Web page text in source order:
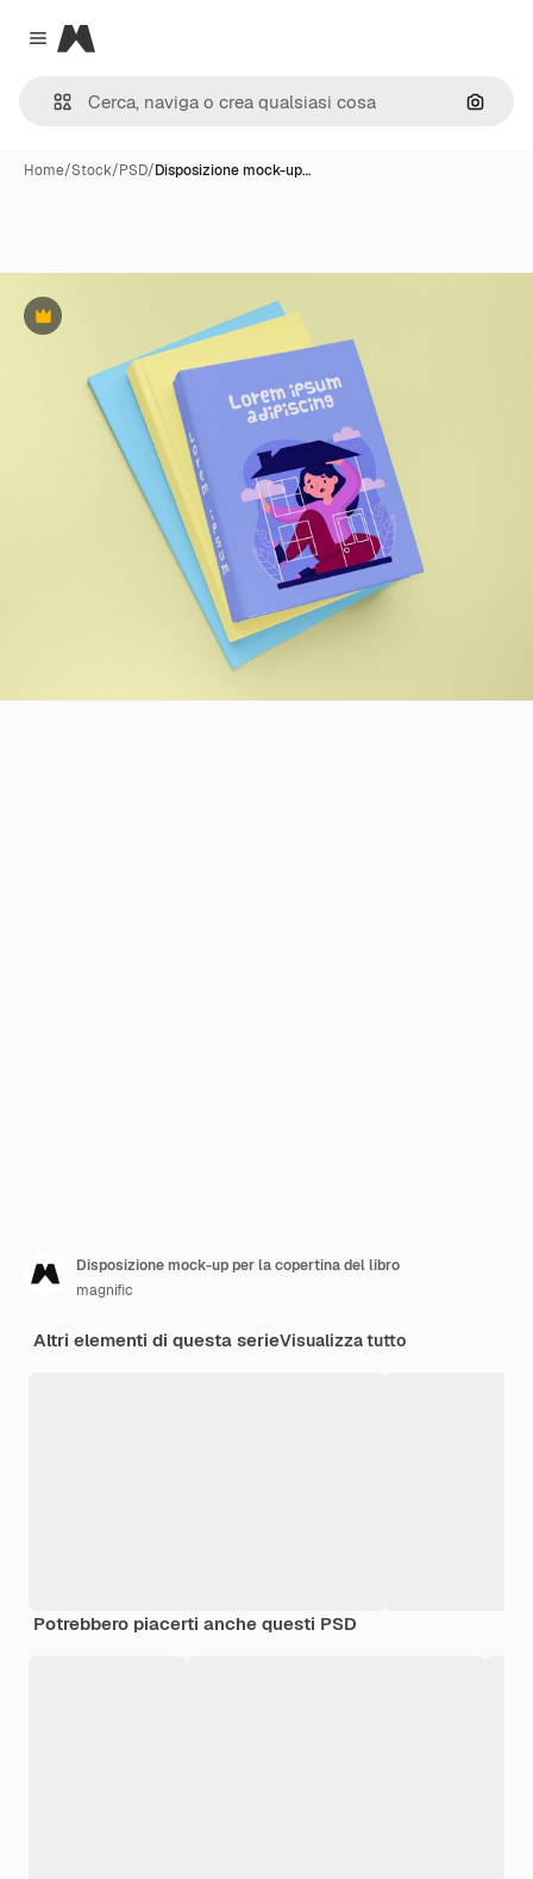
Close menu
Magnific
Cerca
Home/Stock/PSD/Disposizione mock-up…
Premium
Disposizione mock-up per la copertina del libro
magnific
Altri elementi di questa serieVisualizza tutto
Potrebbero piacerti anche questi PSD